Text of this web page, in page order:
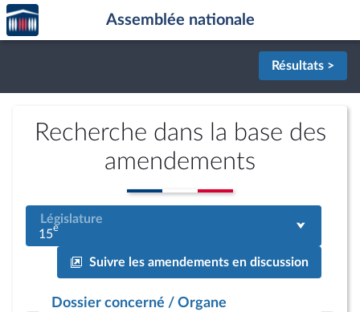
Aller au contenu
Aller en bas de la page
Accèder
à la
page
Assemblée nationale
Résultats >
Recherche dans la base des
amendements
Législature
15e
Suivre les amendements en discussion
Dossier concerné / Organe